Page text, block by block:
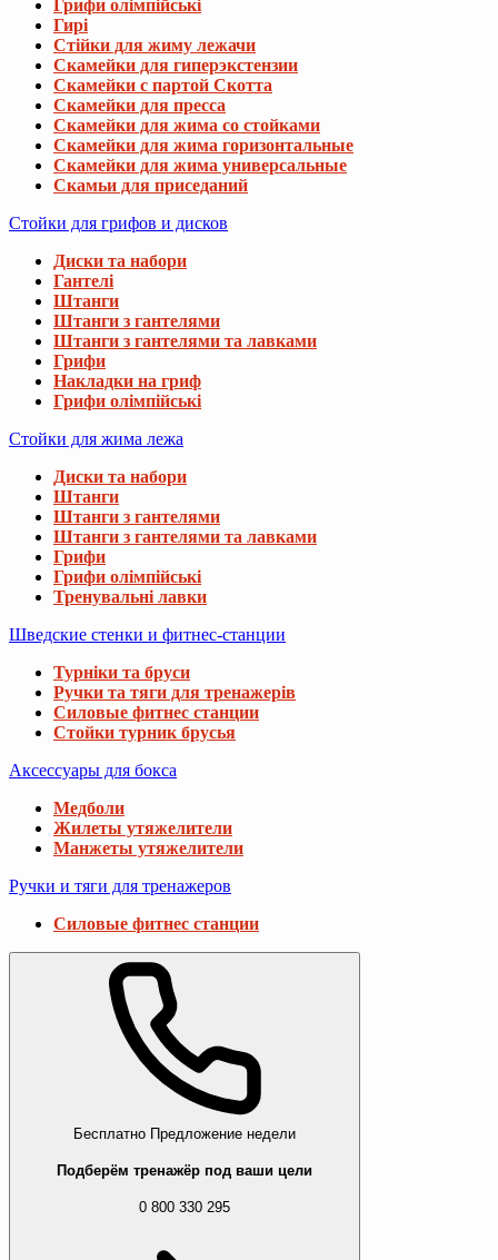
Грифи олімпійські
Гирі
Стійки для жиму лежачи
Скамейки для гиперэкстензии
Скамейки с партой Скотта
Скамейки для пресса
Скамейки для жима со стойками
Скамейки для жима горизонтальные
Скамейки для жима универсальные
Скамьи для приседаний
Стойки для грифов и дисков
Диски та набори
Гантелі
Штанги
Штанги з гантелями
Штанги з гантелями та лавками
Грифи
Накладки на гриф
Грифи олімпійські
Стойки для жима лежа
Диски та набори
Штанги
Штанги з гантелями
Штанги з гантелями та лавками
Грифи
Грифи олімпійські
Тренувальні лавки
Шведские стенки и фитнес-станции
Турніки та бруси
Ручки та тяги для тренажерів
Силовые фитнес станции
Стойки турник брусья
Аксессуары для бокса
Медболи
Жилеты утяжелители
Манжеты утяжелители
Ручки и тяги для тренажеров
Силовые фитнес станции
Бесплатно Предложение недели
Подберём тренажёр под ваши цели
0 800 330 295